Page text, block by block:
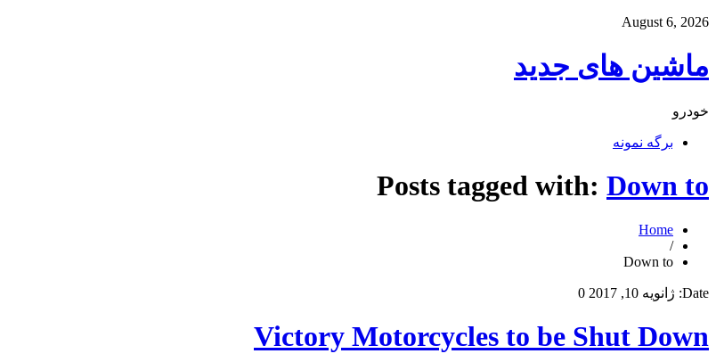
August 6, 2026
ماشین های جدید
خودرو
برگه نمونه
Posts tagged with: Down to
Home
/
Down to
Date: ژانویه 10, 2017 0
Victory Motorcycles to be Shut Down